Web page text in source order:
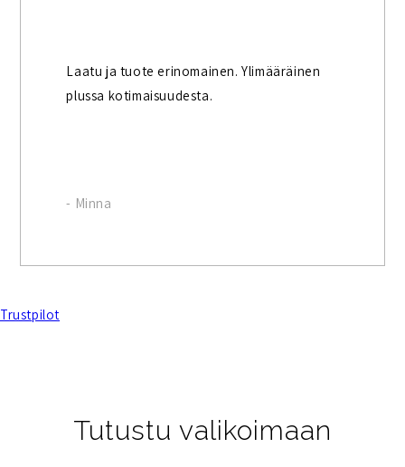
Laatu ja tuote erinomainen. Ylimääräinen
plussa kotimaisuudesta.
- Minna
Trustpilot
Tutustu valikoimaan